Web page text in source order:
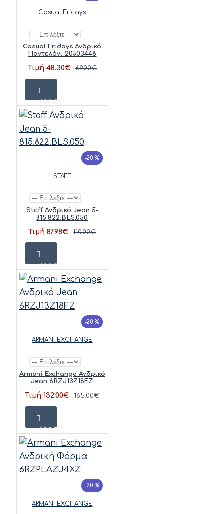
Casual Fridays
Casual Fridays Ανδρικό
Παντελόνι 20503448
Τιμή 48.30€ 69.00€
ΚΑΛΆΘΙ
-20 %
STAFF
Staff Ανδρικό Jean 5-
815.822.BLS.050
Τιμή 87.98€ 110.00€
ΚΑΛΆΘΙ
-20 %
ARMANI EXCHANGE
Armani Exchange Ανδρικό
Jean 6RZJ13Z18FZ
Τιμή 132.00€ 165.00€
ΚΑΛΆΘΙ
-20 %
ARMANI EXCHANGE